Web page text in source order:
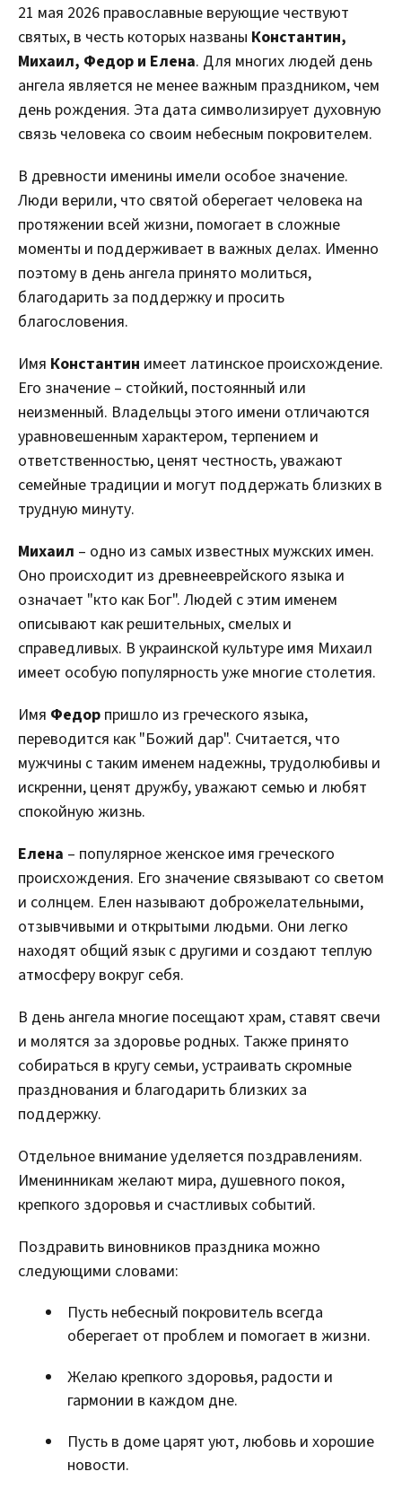
21 мая 2026 православные верующие чествуют
святых, в честь которых названы Константин,
Михаил, Федор и Елена. Для многих людей день
ангела является не менее важным праздником, чем
день рождения. Эта дата символизирует духовную
связь человека со своим небесным покровителем.
В древности именины имели особое значение.
Люди верили, что святой оберегает человека на
протяжении всей жизни, помогает в сложные
моменты и поддерживает в важных делах. Именно
поэтому в день ангела принято молиться,
благодарить за поддержку и просить
благословения.
Имя Константин имеет латинское происхождение.
Его значение – стойкий, постоянный или
неизменный. Владельцы этого имени отличаются
уравновешенным характером, терпением и
ответственностью, ценят честность, уважают
семейные традиции и могут поддержать близких в
трудную минуту.
Михаил – одно из самых известных мужских имен.
Оно происходит из древнееврейского языка и
означает "кто как Бог". Людей с этим именем
описывают как решительных, смелых и
справедливых. В украинской культуре имя Михаил
имеет особую популярность уже многие столетия.
Имя Федор пришло из греческого языка,
переводится как "Божий дар". Считается, что
мужчины с таким именем надежны, трудолюбивы и
искренни, ценят дружбу, уважают семью и любят
спокойную жизнь.
Елена – популярное женское имя греческого
происхождения. Его значение связывают со светом
и солнцем. Елен называют доброжелательными,
отзывчивыми и открытыми людьми. Они легко
находят общий язык с другими и создают теплую
атмосферу вокруг себя.
В день ангела многие посещают храм, ставят свечи
и молятся за здоровье родных. Также принято
собираться в кругу семьи, устраивать скромные
празднования и благодарить близких за
поддержку.
Отдельное внимание уделяется поздравлениям.
Именинникам желают мира, душевного покоя,
крепкого здоровья и счастливых событий.
Поздравить виновников праздника можно
следующими словами:
Пусть небесный покровитель всегда
оберегает от проблем и помогает в жизни.
Желаю крепкого здоровья, радости и
гармонии в каждом дне.
Пусть в доме царят уют, любовь и хорошие
новости.